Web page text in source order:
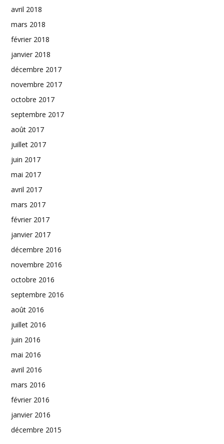
avril 2018
mars 2018
février 2018
janvier 2018
décembre 2017
novembre 2017
octobre 2017
septembre 2017
août 2017
juillet 2017
juin 2017
mai 2017
avril 2017
mars 2017
février 2017
janvier 2017
décembre 2016
novembre 2016
octobre 2016
septembre 2016
août 2016
juillet 2016
juin 2016
mai 2016
avril 2016
mars 2016
février 2016
janvier 2016
décembre 2015